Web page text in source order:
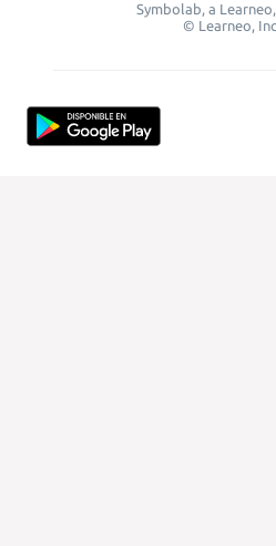
Symbolab, a
© Learneo,